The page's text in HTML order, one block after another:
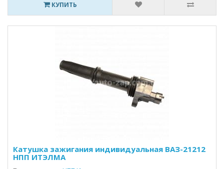
КУПИТЬ
Катушка зажигания индивидуальная ВАЗ-21212
НПП ИТЭЛМА